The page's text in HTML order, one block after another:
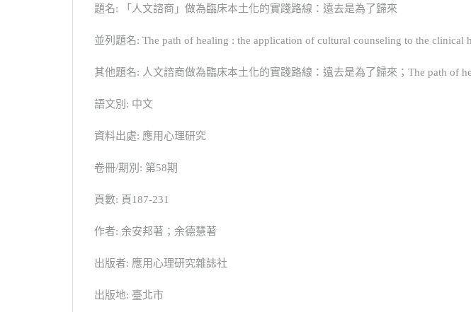
題名: 「人文諮商」做為臨床本土化的實踐路線：遠去是為了歸來
並列題名: The path of healing : the application of cultural counseling to the clinical
其他題名: 人文諮商做為臨床本土化的實踐路線：遠去是為了歸來；The path of
語文別: 中文
資料出處: 應用心理研究
卷冊/期別: 第58期
頁數: 頁187-231
作者: 余安邦著；余德慧著
出版者: 應用心理研究雜誌社
出版地: 臺北市